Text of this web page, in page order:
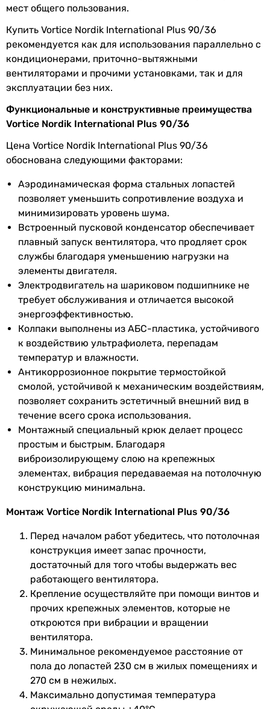
Гарантия
Гарантия 24 мес.
Увидели ошибку в описании или характеристиках?
Сообщите нам об этом!
Характеристики, комплектация и фотографии Vortice Nordik
могут изменяться производителем без уведомления.
Магазин не несет ответственности за изменения,
внесенные производителем.
мест общего пользования.
Купить Vortice Nordik International Plus 90/36
рекомендуется как для использования параллельно с
кондиционерами, приточно-вытяжными
вентиляторами и прочими установками, так и для
эксплуатации без них.
Функциональные и конструктивные преимущества
Vortice Nordik International Plus 90/36
Цена Vortice Nordik International Plus 90/36
обоснована следующими факторами:
Аэродинамическая форма стальных лопастей
позволяет уменьшить сопротивление воздуха и
минимизировать уровень шума.
Встроенный пусковой конденсатор обеспечивает
плавный запуск вентилятора, что продляет срок
службы благодаря уменьшению нагрузки на
элементы двигателя.
Электродвигатель на шариковом подшипнике не
требует обслуживания и отличается высокой
энергоэффективностью.
Колпаки выполнены из АБС-пластика, устойчивого
к воздействию ультрафиолета, перепадам
температур и влажности.
Антикоррозионное покрытие термостойкой
смолой, устойчивой к механическим воздействиям,
позволяет сохранить эстетичный внешний вид в
течение всего срока использования.
Монтажный специальный крюк делает процесс
простым и быстрым. Благодаря
виброизолирующему слою на крепежных
элементах, вибрация передаваемая на потолочную
конструкцию минимальна.
Монтаж Vortice Nordik International Plus 90/36
Перед началом работ убедитесь, что потолочная
конструкция имеет запас прочности,
достаточный для того чтобы выдержать вес
работающего вентилятора.
Крепление осуществляйте при помощи винтов и
прочих крепежных элементов, которые не
откроются при вибрации и вращении
вентилятора.
Минимальное рекомендуемое расстояние от
пола до лопастей 230 см в жилых помещениях и
270 см в нежилых.
Максимально допустимая температура